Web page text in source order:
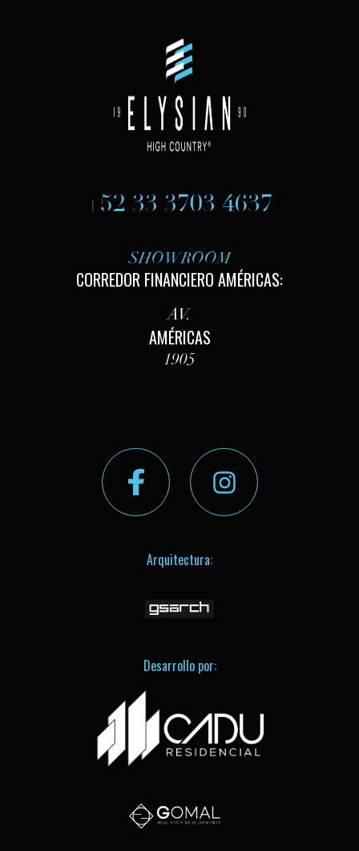
+52 33 3703 4637
SHOWROOM
CORREDOR FINANCIERO AMÉRICAS:
AV.
AMÉRICAS
1905
Arquitectura:
Desarrollo por: